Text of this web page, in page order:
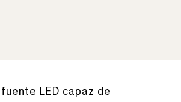
LED capaz de